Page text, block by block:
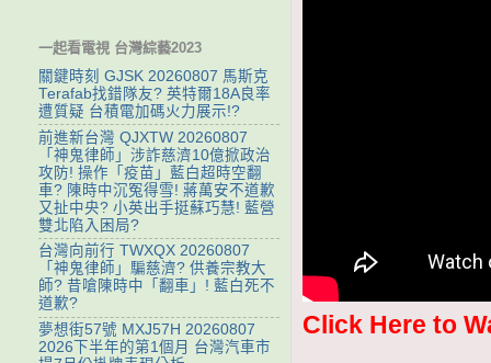
Click Here to
一起看電視 台灣綜藝2023
關鍵時刻 GJSK 20260807 馬斯克
Terafab找錯隊友? 英特爾18A良率
遭質疑 台積電加碼火力展示!?
前進新台灣 QJXTW 20260807
「神鬼律師」涉詐慈濟10億掀政治
攻防! 操作「疫苗」藍白超時空翻
車? 陳時中沉冤得雪! 蔣萬安不道歉
又扯中央? 小英出手挺蘇巧慧! 藍營
雙北陷入困局?
台灣向前行 TWXQX 20260807
「神鬼律師」騙慈濟? 供養宗教大
師? 昔嗆陳時中「翻車」! 藍白死不
道歉?
夢想街57號 MXJ57H 20260807
2026下半年的第1個月 台灣汽車市